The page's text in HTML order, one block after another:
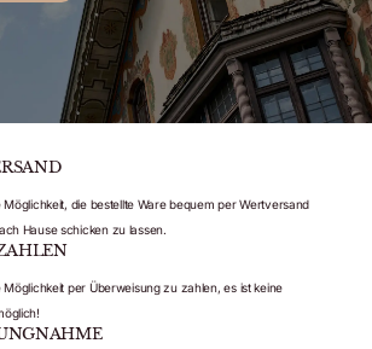
Möglichkeit, die bestellte Ware bequem per Wertversand
Hause schicken zu lassen.
Möglichkeit per Überweisung zu zahlen, es ist keine